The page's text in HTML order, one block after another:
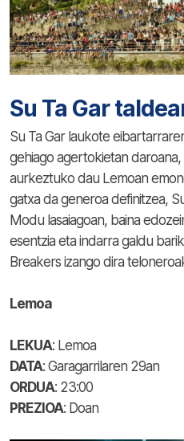
Su Ta Gar
Su Ta Gar laukote
gehiago agertokietan daroana,
aurkeztuko dau Lemoan
gatxa da generoa definitzea,
Modu lasaiagoan, baina
esentzia eta indarra galdu
Breakers izango dira
Lemoa
LEKUA: Lemoa
DATA: Garagarrilaren 29an
ORDUA: 23:00
PREZIOA: Doan